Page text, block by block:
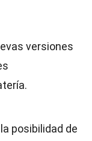
versiones
posibilidad de